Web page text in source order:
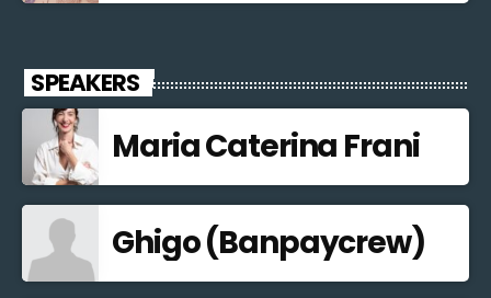
SPEAKERS
Maria Caterina Frani
Ghigo (Banpaycrew)